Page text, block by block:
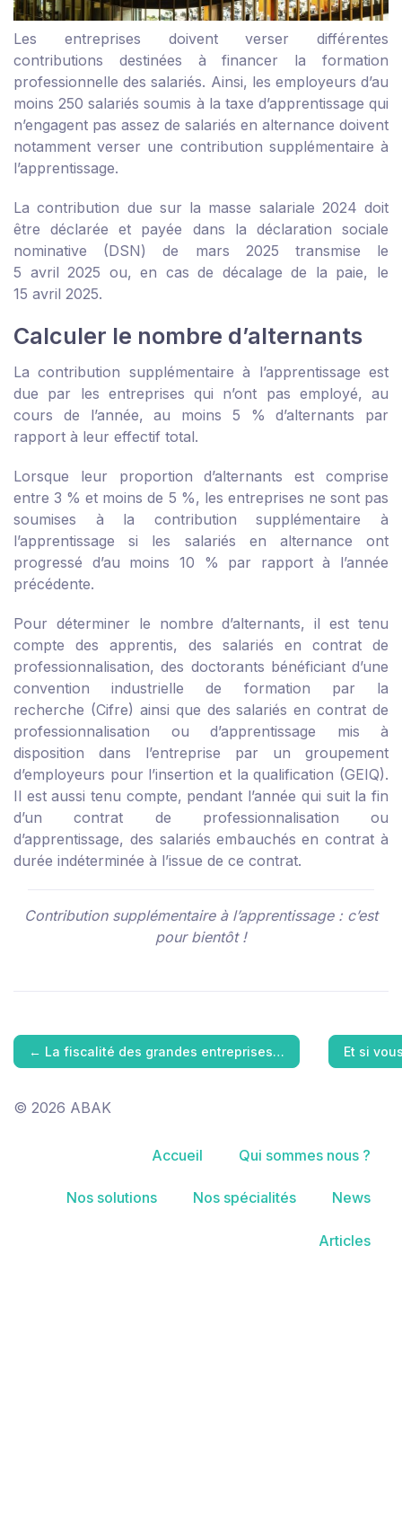
Les entreprises doivent verser différentes
contributions destinées à financer la formation
professionnelle des salariés. Ainsi, les employeurs d’au
moins 250 salariés soumis à la taxe d’apprentissage qui
n’engagent pas assez de salariés en alternance doivent
notamment verser une contribution supplémentaire à
l’apprentissage.
La contribution due sur la masse salariale 2024 doit
être déclarée et payée dans la déclaration sociale
nominative (DSN) de mars 2025 transmise le
5 avril 2025 ou, en cas de décalage de la paie, le
15 avril 2025.
Calculer le nombre d’alternants
La contribution supplémentaire à l’apprentissage est
due par les entreprises qui n’ont pas employé, au
cours de l’année, au moins 5 % d’alternants par
rapport à leur effectif total.
Lorsque leur proportion d’alternants est comprise
entre 3 % et moins de 5 %, les entreprises ne sont pas
soumises à la contribution supplémentaire à
l’apprentissage si les salariés en alternance ont
progressé d’au moins 10 % par rapport à l’année
précédente.
Pour déterminer le nombre d’alternants, il est tenu
compte des apprentis, des salariés en contrat de
professionnalisation, des doctorants bénéficiant d’une
convention industrielle de formation par la
recherche (Cifre) ainsi que des salariés en contrat de
professionnalisation ou d’apprentissage mis à
disposition dans l’entreprise par un groupement
d’employeurs pour l’insertion et la qualification (GEIQ).
Il est aussi tenu compte, pendant l’année qui suit la fin
d’un contrat de professionnalisation ou
d’apprentissage, des salariés embauchés en contrat à
durée indéterminée à l’issue de ce contrat.
Contribution supplémentaire à l’apprentissage : c’est
pour bientôt !
← La fiscalité des grandes entreprises… Et si
© 2026 ABAK
Accueil Qui sommes nous ?
Nos solutions Nos spécialités News
Articles